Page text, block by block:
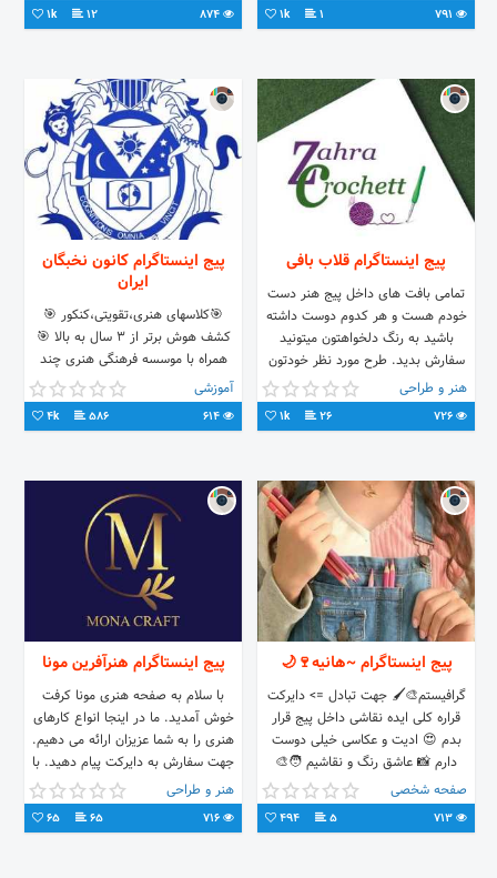
1
1k
و کار ایجاد کنید و درآمد داشته باشید.
خودم داخل این پیج هست👇
@zahracrochett
12
1k
پیج اینستاگرام قلاب بافی
تمامی بافت های داخل پیج هنر دست
خودم هست و هر کدوم دوست داشته
باشید به رنگ دلخواهتون میتونید
سفارش بدید. طرح مورد نظر خودتون
رو هم میتونید داخل دایرکت ارسال کنید
در صورت امکان سفارش طرح های
جدید هم پذیرفته می شود. نقشه تمامی
طرحی نقشه نداشته باشه خودم نقشه
مورد نظر میکشم و داخل پست ها ارائه
میدم. پیج آموزشی هم دارم که کلیپ
های بافت هارو داخلش بارگزاری میکنم
و داخل بیو همین پیج آدرسش موجود
هست.
هنر و طراحی
26
1k
پیج اینستاگرام کانون نخبگان
ایران
🎯کلاسهای هنری،تقویتی،کنکور 🎯
کشف هوش برتر از 3 سال به بالا 🎯
همراه با موسسه فرهنگی هنری چند
منظوره نیل @neel_institute_sari
@imperial_english_uk_iran
آموزشی
586
4k
پیج اینستاگرام ~هانیه🍷🌙
گرافیستم🎨🖌️ جهت تبادل => دایرکت
قراره کلی ایده نقاشی داخل پیج قرار
بدم 😍 ادیت و عکاسی خیلی دوست
دارم 📸 عاشق رنگ و نقاشیم 🧑‍🎨
طراح: #لوگوصفحه شخصی
5
494
پیج اینستاگرام هنرآفرین مونا
با سلام به صفحه هنری مونا کرفت
خوش آمدید. ما در اینجا انواع کارهای
هنری را به شما عزیزان ارائه می دهیم.
جهت سفارش به دایرکت پیام دهید. با
تشکر
هنر و طراحی
65
65